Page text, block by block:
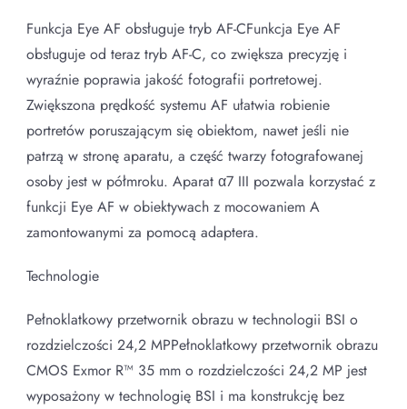
Funkcja Eye AF obsługuje tryb AF-CFunkcja Eye AF
obsługuje od teraz tryb AF-C, co zwiększa precyzję i
wyraźnie poprawia jakość fotografii portretowej.
Zwiększona prędkość systemu AF ułatwia robienie
portretów poruszającym się obiektom, nawet jeśli nie
patrzą w stronę aparatu, a część twarzy fotografowanej
osoby jest w półmroku. Aparat α7 III pozwala korzystać z
funkcji Eye AF w obiektywach z mocowaniem A
zamontowanymi za pomocą adaptera.
Technologie
Pełnoklatkowy przetwornik obrazu w technologii BSI o
rozdzielczości 24,2 MPPełnoklatkowy przetwornik obrazu
CMOS Exmor R™ 35 mm o rozdzielczości 24,2 MP jest
wyposażony w technologię BSI i ma konstrukcję bez